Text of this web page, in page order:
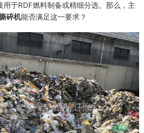
用于RDF燃料制备或精细分选。那么，主
碎机能否满足这一要求？